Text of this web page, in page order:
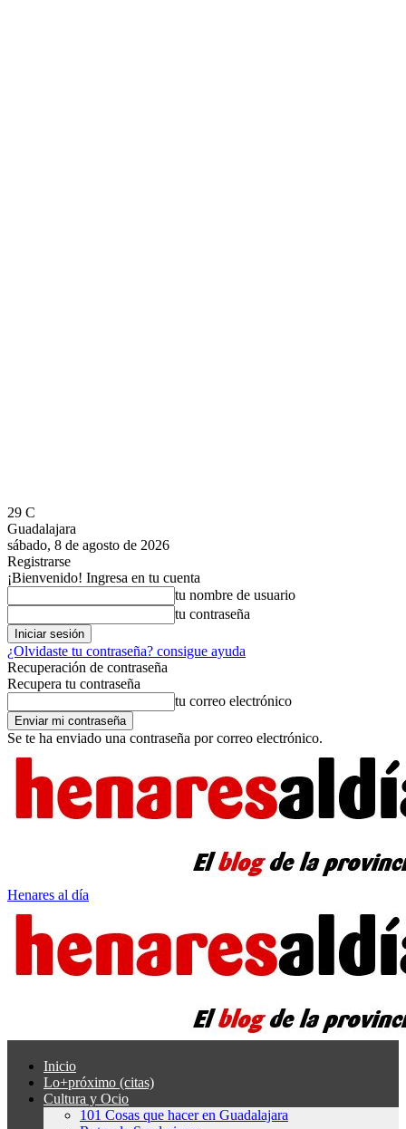
29 C
Guadalajara
sábado, 8 de agosto de 2026
Registrarse
¡Bienvenido! Ingresa en tu cuenta
tu nombre de usuario
tu contraseña
¿Olvidaste tu contraseña? consigue ayuda
Recuperación de contraseña
Recupera tu contraseña
tu correo electrónico
Se te ha enviado una contraseña por correo electrónico.
Henares al día
Inicio
Lo+próximo (citas)
Cultura y Ocio
101 Cosas que hacer en Guadalajara